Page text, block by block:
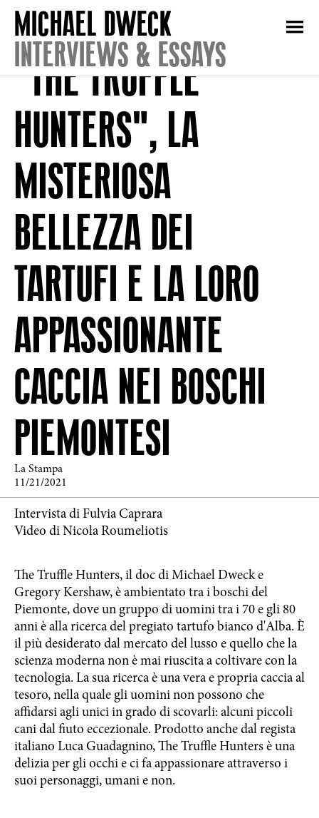
INTERVIEWS & ESSAYS
"THE TRUFFLE
HUNTERS", LA
MISTERIOSA
BELLEZZA DEI
TARTUFI E LA LORO
APPASSIONANTE
CACCIA NEI BOSCHI
PIEMONTESI
La Stampa
11/21/2021
Intervista di Fulvia Caprara
Video di Nicola Roumeliotis
The Truffle Hunters, il doc di Michael Dweck e
Gregory Kershaw, è ambientato tra i boschi del
Piemonte, dove un gruppo di uomini tra i 70 e gli 80
anni è alla ricerca del pregiato tartufo bianco d'Alba. È
il più desiderato dal mercato del lusso e quello che la
scienza moderna non è mai riuscita a coltivare con la
tecnologia. La sua ricerca è una vera e propria caccia al
tesoro, nella quale gli uomini non possono che
affidarsi agli unici in grado di scovarli: alcuni piccoli
cani dal fiuto eccezionale. Prodotto anche dal regista
italiano Luca Guadagnino, The Truffle Hunters è una
delizia per gli occhi e ci fa appassionare attraverso i
suoi personaggi, umani e non.